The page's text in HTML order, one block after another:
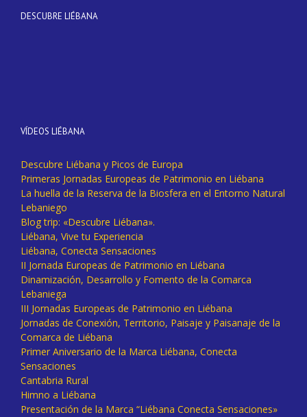
DESCUBRE LIÉBANA
VÍDEOS LIÉBANA
Descubre Liébana y Picos de Europa
Primeras Jornadas Europeas de Patrimonio en Liébana
La huella de la Reserva de la Biosfera en el Entorno Natural
Lebaniego
Blog trip: «Descubre Liébana».
Liébana, Vive tu Experiencia
Liébana, Conecta Sensaciones
II Jornada Europeas de Patrimonio en Liébana
Dinamización, Desarrollo y Fomento de la Comarca
Lebaniega
III Jornadas Europeas de Patrimonio en Liébana
Jornadas de Conexión, Territorio, Paisaje y Paisanaje de la
Comarca de Liébana
Primer Aniversario de la Marca Liébana, Conecta
Sensaciones
Cantabria Rural
Himno a Liébana
Presentación de la Marca “Liébana Conecta Sensaciones»